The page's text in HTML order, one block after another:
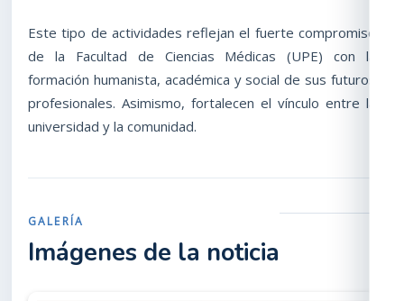
Este tipo de actividades reflejan el fuerte compromiso
de la Facultad de Ciencias Médicas (UPE) con la
formación humanista, académica y social de sus futuros
profesionales. Asimismo, fortalecen el vínculo entre la
universidad y la comunidad.
GALERÍA
Imágenes de la noticia